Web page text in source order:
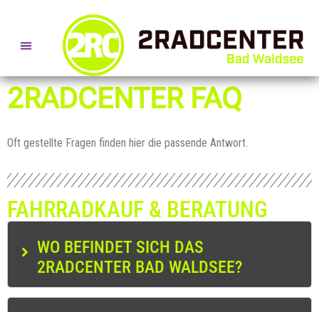
2RADCENTER FAQ
Oft gestellte Fragen finden hier die passende Antwort.
FAHRRADKAUF & BERATUNG
WO BEFINDET SICH DAS
2RADCENTER BAD WALDSEE?